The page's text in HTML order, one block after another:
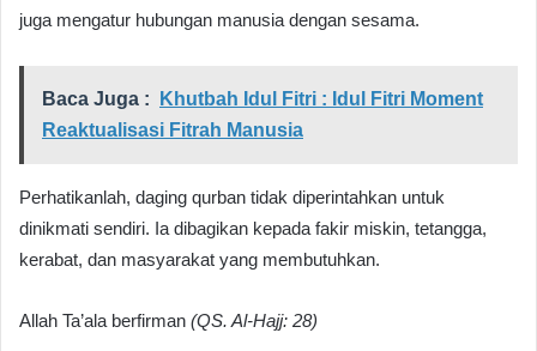
juga mengatur hubungan manusia dengan sesama.
Baca Juga :
Khutbah Idul Fitri : Idul Fitri Moment
Reaktualisasi Fitrah Manusia
Perhatikanlah, daging qurban tidak diperintahkan untuk
dinikmati sendiri. Ia dibagikan kepada fakir miskin, tetangga,
kerabat, dan masyarakat yang membutuhkan.
Allah Ta’ala berfirman (QS. Al-Hajj: 28)